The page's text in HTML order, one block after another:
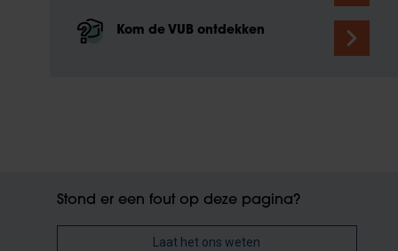
Kom de VUB ontdekken
Stond er een fout op deze pagina?
Laat het ons weten